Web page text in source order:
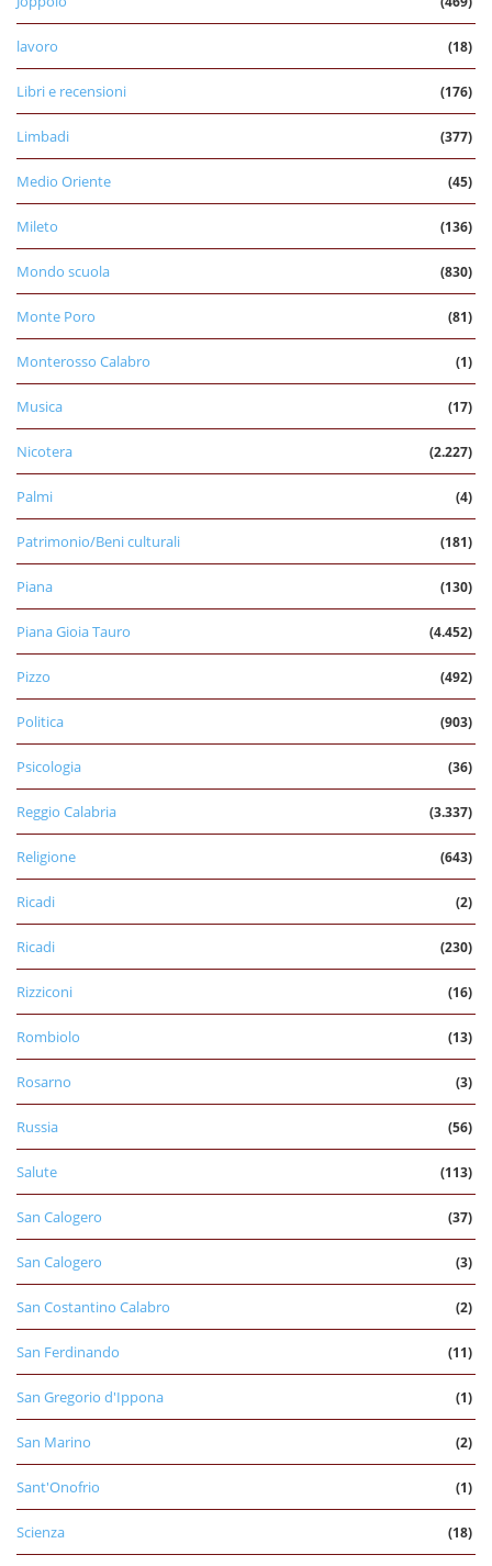
lavoro (18)
Libri e recensioni (176)
Limbadi (377)
Medio Oriente (45)
Mileto (136)
Mondo scuola (830)
Monte Poro (81)
Monterosso Calabro (1)
Musica (17)
Nicotera (2.227)
Palmi (4)
Patrimonio/Beni culturali (181)
Piana (130)
Piana Gioia Tauro (4.452)
Pizzo (492)
Politica (903)
Psicologia (36)
Reggio Calabria (3.337)
Religione (643)
Ricadi (2)
Ricadi (230)
Rizziconi (16)
Rombiolo (13)
Rosarno (3)
Russia (56)
Salute (113)
San Calogero (37)
San Calogero (3)
San Costantino Calabro (2)
San Ferdinando (11)
San Gregorio d'Ippona (1)
San Marino (2)
Sant'Onofrio (1)
Scienza (18)